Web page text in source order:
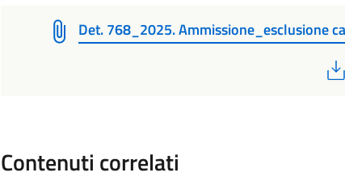
Det. 768_2025. Ammissione_esclusione
Contenuti correlati